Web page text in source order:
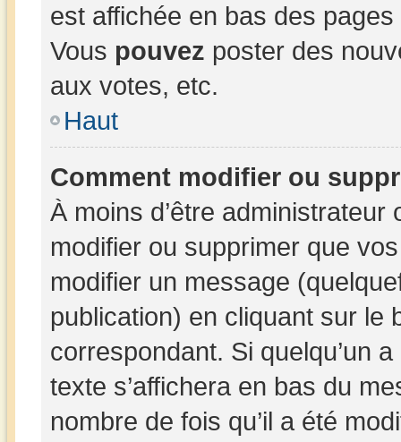
est affichée en bas des
Vous pouvez poster des
aux votes, etc.
Haut
Comment modifier ou
À moins d’être
modifier ou supprimer que
modifier un message
publication) en cliquant sur le
correspondant. Si quelqu’un
texte s’affichera en bas du
nombre de fois qu’il a été